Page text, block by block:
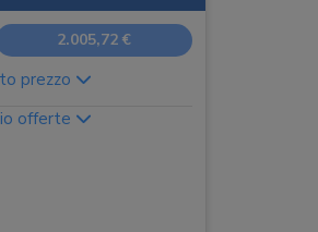
2.005,72 €
prezzo
offerte